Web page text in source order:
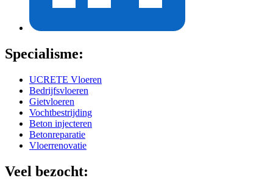
Specialisme:
UCRETE Vloeren
Bedrijfsvloeren
Gietvloeren
Vochtbestrijding
Beton injecteren
Betonreparatie
Vloerrenovatie
Veel bezocht: